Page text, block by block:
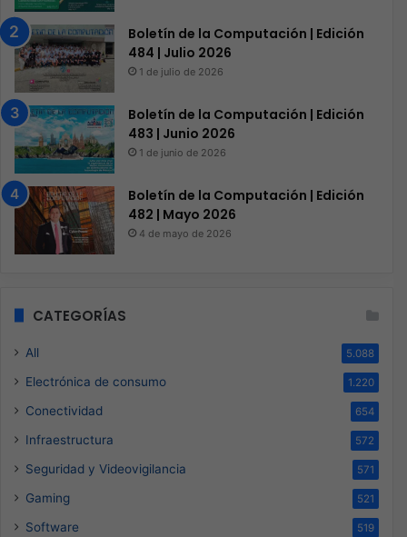
Boletín de la Computación | Edición
484 | Julio 2026
1 de julio de 2026
Boletín de la Computación | Edición
483 | Junio 2026
1 de junio de 2026
Boletín de la Computación | Edición
482 | Mayo 2026
4 de mayo de 2026
CATEGORÍAS
All 5.088
Electrónica de consumo 1.220
Conectividad 654
Infraestructura 572
Seguridad y Videovigilancia 571
Gaming 521
Software 519